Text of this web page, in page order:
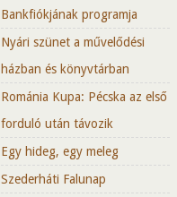
Bankfiókjának programja
Nyári szünet a művelődési
házban és könyvtárban
Románia Kupa: Pécska az első
forduló után távozik
Egy hideg, egy meleg
Szederháti Falunap